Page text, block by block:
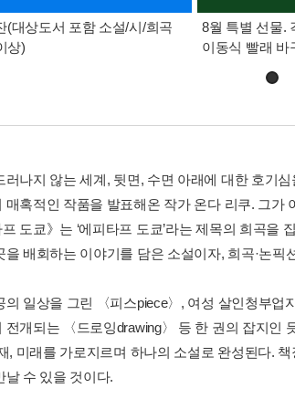
(대상도서 포함 소설/시/희곡
상)
8월 특별 선물.
이동식 빨래 바
러나지 않는 세계, 뒷면, 수면 아래에 대한 호기
매혹적인 작품을 발표해온 작가 온다 리쿠. 그가
도쿄》는 ‘에피타프 도쿄’라는 제목의 희곡을
을 배회하는 이야기를 담은 소설이자, 희곡·논픽
의 일상을 그린 〈피스piece〉, 여성 살인청부
전개되는 〈드로잉drawing〉 등 한 권의 잡지인
, 미래를 가로지르며 하나의 소설로 완성된다.
날 수 있을 것이다.